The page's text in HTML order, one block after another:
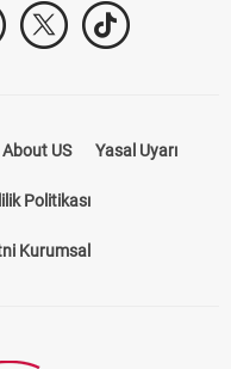
About US Yasal Uyarı
Politikası
Kurumsal